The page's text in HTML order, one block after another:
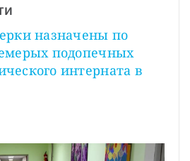
назначены по
подопечных
интерната в